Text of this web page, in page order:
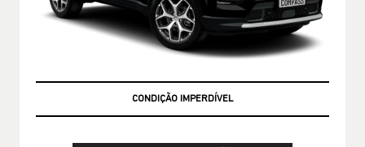
CONDIÇÃO IMPERDÍVEL